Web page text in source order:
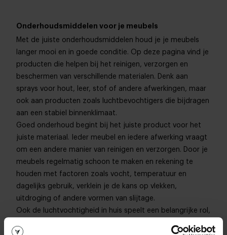
Onderhoudsmiddelen voor je meubels
Met de juiste onderhoudsmiddelen houd je je meubels
langer mooi en in goede conditie. Op deze pagina vind je
producten die helpen bij het reinigen, verzorgen en
beschermen van verschillende materialen. Denk aan
sprays voor hout, leer, stof of andere afwerkingen, maar
ook aan producten zoals luchtbevochtigers die bijdragen
aan een stabiel binnenklimaat.
Goed onderhoud begint bij het juiste product voor het
juiste materiaal. Ieder meubel en iedere afwerking vraagt
om een andere manier van reinigen en verzorgen. Door je
meubels regelmatig schoon te maken en rekening te
houden met factoren zoals vocht, temperatuur en
dagelijks gebruik, verklein je de kans op vlekken,
uitdroging of andere vormen van slijtage.
Ook de luchtvochtigheid in huis speelt een belangrijke rol,